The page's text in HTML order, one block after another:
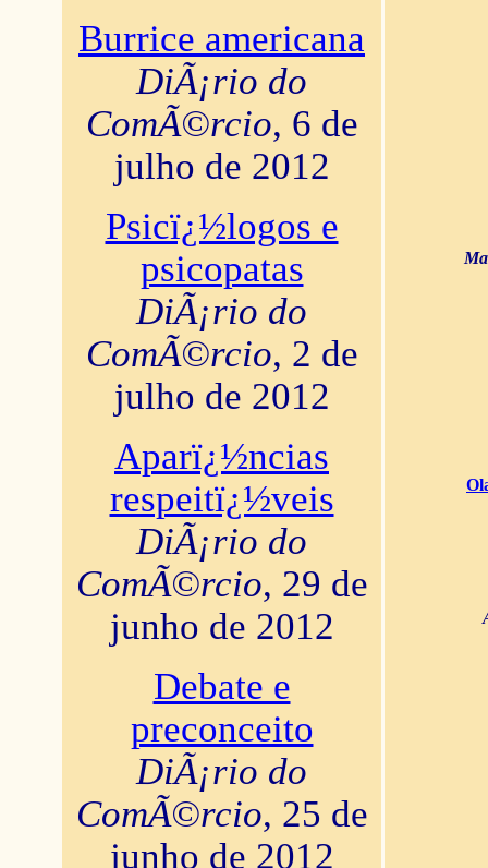
Burrice americana
DiÃ¡rio do
ComÃ©rcio, 6 de
julho de 2012
Psicï¿½logos e
psicopatas
DiÃ¡rio do
ComÃ©rcio, 2 de
julho de 2012
Aparï¿½ncias
respeitï¿½veis
DiÃ¡rio do
ComÃ©rcio, 29 de
junho de 2012
Debate e
preconceito
DiÃ¡rio do
ComÃ©rcio, 25 de
junho de 2012